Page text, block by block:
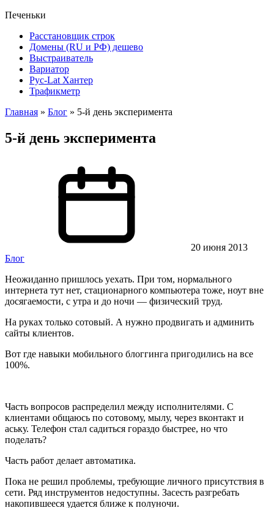
Печеньки
Расстановщик строк
Домены (RU и РФ) дешево
Выстраиватель
Вариатор
Рус-Lat Хантер
Трафикметр
Главная » Блог » 5-й день эксперимента
5-й день эксперимента
20 июня 2013
Блог
Неожиданно пришлось уехать. При том, нормального
интернета тут нет, стационарного компьютера тоже, ноут вне
досягаемости, с утра и до ночи — физический труд.
На руках только сотовый. А нужно продвигать и админить
сайты клиентов.
Вот где навыки мобильного блоггинга пригодились на все
100%.
Часть вопросов распределил между исполнителями. С
клиентами общаюсь по сотовому, мылу, через вконтакт и
аську. Телефон стал садиться гораздо быстрее, но что
поделать?
Часть работ делает автоматика.
Пока не решил проблемы, требующие личного присутствия в
сети. Ряд инструментов недоступны. Засесть разгребать
накопившееся удается ближе к полуночи.